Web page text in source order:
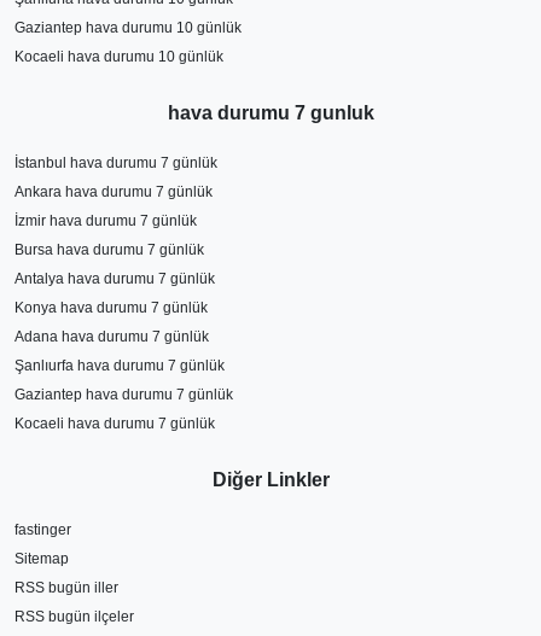
Gaziantep hava durumu 10 günlük
Kocaeli hava durumu 10 günlük
hava durumu 7 gunluk
İstanbul hava durumu 7 günlük
Ankara hava durumu 7 günlük
İzmir hava durumu 7 günlük
Bursa hava durumu 7 günlük
Antalya hava durumu 7 günlük
Konya hava durumu 7 günlük
Adana hava durumu 7 günlük
Şanlıurfa hava durumu 7 günlük
Gaziantep hava durumu 7 günlük
Kocaeli hava durumu 7 günlük
Diğer Linkler
fastinger
Sitemap
RSS bugün iller
RSS bugün ilçeler